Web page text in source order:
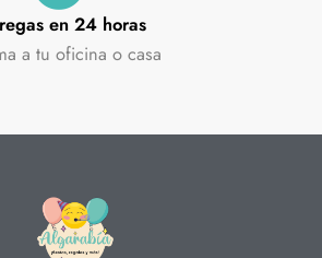
en 24 horas
a tu oficina o casa